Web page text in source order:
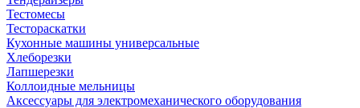
Тестомесы
Тестораскатки
Кухонные машины универсальные
Хлеборезки
Лапшерезки
Коллоидные мельницы
Аксессуары для электромеханического оборудования